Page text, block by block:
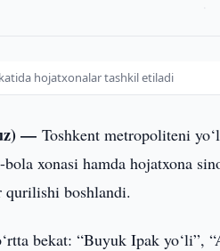
hojatxonalar tashkil etiladi
—Toshkent metropoliteni
xonasi hamda hojatxona
qurilishi boshlandi.
bekat: “Buyuk Ipak yo‘li”,